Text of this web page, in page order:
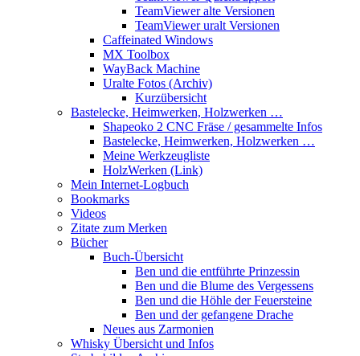
TeamViewer alte Versionen
TeamViewer uralt Versionen
Caffeinated Windows
MX Toolbox
WayBack Machine
Uralte Fotos (Archiv)
Kurzübersicht
Bastelecke, Heimwerken, Holzwerken …
Shapeoko 2 CNC Fräse / gesammelte Infos
Bastelecke, Heimwerken, Holzwerken …
Meine Werkzeugliste
HolzWerken (Link)
Mein Internet-Logbuch
Bookmarks
Videos
Zitate zum Merken
Bücher
Buch-Übersicht
Ben und die entführte Prinzessin
Ben und die Blume des Vergessens
Ben und die Höhle der Feuersteine
Ben und der gefangene Drache
Neues aus Zarmonien
Whisky Übersicht und Infos